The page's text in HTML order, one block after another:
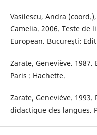
Vasilescu, Andra
Camelia. 2006. Teste de
European. Bucureşti:
Zarate, Geneviève.
Paris : Hachette.
Zarate, Geneviève.
didactique des langues.